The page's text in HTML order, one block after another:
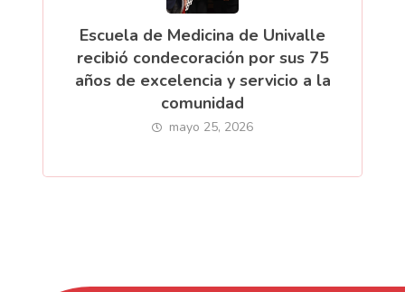
Escuela de Medicina de Univalle
recibió condecoración por sus 75
años de excelencia y servicio a la
comunidad
mayo 25, 2026